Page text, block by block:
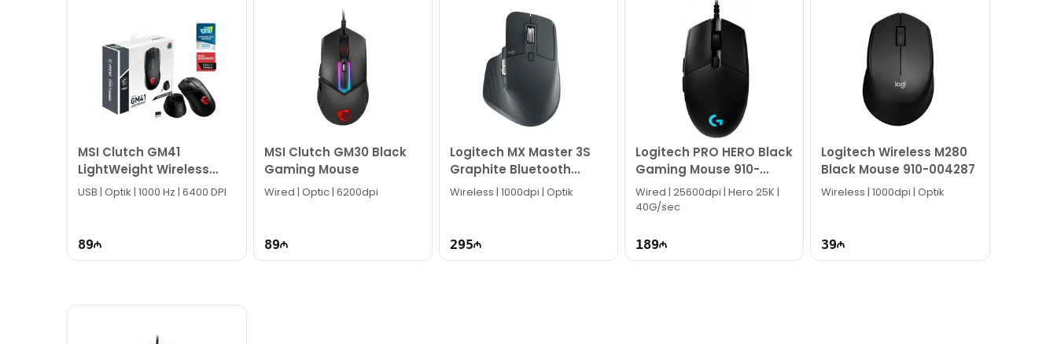
İstər siçan modelləri istərsə də digər kompüter aksesuarları ilə bağlı suallarınızı saytımız vasitəsilə bizə yaza bilərsiniz.
Seçim etməkdə məsləhətə ehtiyacınız varsa təcrübəli mütəxəssislərimiz hər gün 10:00-19:00 saatlarında aktivdir.
Sniper Pro Wired Mouse 77609 modeli ilə bağlı bütün suallarınızı saytımızın canlı dəstək xəttində cavablandırmağa hər daim hazırıq.
İş saatlarından kənar vaxtlarda əlaqə qurmaq üçün email ilə qeydiyyat edə və ya WhatsApp nömrəmizə mesaj göndərə bilərsiniz.
Bizə maraq göstərdiyiniz üçün təşəkkür edirik!
MSI Clutch GM41
LightWeight Wireless
Gaming Mouse
USB | Optik | 1000 Hz | 6400 DPI
89
MSI Clutch GM30 Black
Gaming Mouse
Wired | Optic | 6200dpi
89
Logitech MX Master 3S
Graphite Bluetooth
Mouse 910-006559
Wireless | 1000dpi | Optik
295
Logitech PRO HERO Black
Gaming Mouse 910-
005440
Wired | 25600dpi | Hero 25K |
40G/sec
189
Logitech Wireless M280
Black Mouse 910-004287
Wireless | 1000dpi | Optik
39